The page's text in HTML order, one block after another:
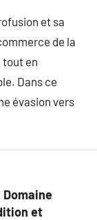
et sa
de la
tout en
Dans ce
évasion vers
et